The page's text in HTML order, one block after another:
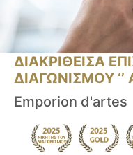
ΔΙΑΚΡΙΘΕΙΣΑ
ΔΙΑΓΩΝΙΣΜΟΥ ‘’
Emporion d'artes